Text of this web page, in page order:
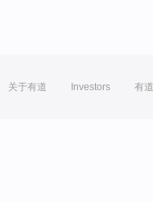
关于有道 Investors 有